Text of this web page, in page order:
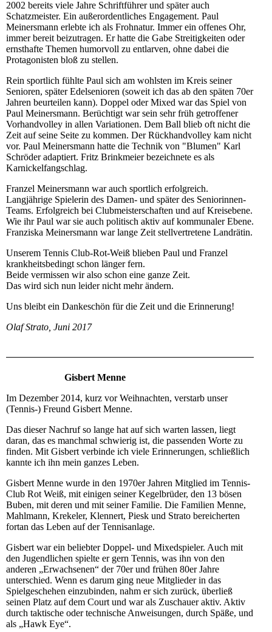
2002 bereits viele Jahre Schriftführer und später auch
Schatzmeister. Ein außerordentliches Engagement. Paul
Meinersmann erlebte ich als Frohnatur. Immer ein offenes Ohr,
immer bereit beizutragen. Er hatte die Gabe Streitigkeiten oder
ernsthafte Themen humorvoll zu entlarven, ohne dabei die
Protagonisten bloß zu stellen.
Rein sportlich fühlte Paul sich am wohlsten im Kreis seiner
Senioren, später Edelsenioren (soweit ich das ab den späten 70er
Jahren beurteilen kann). Doppel oder Mixed war das Spiel von
Paul Meinersmann. Berüchtigt war sein sehr früh getroffener
Vorhandvolley in allen Variationen. Dem Ball blieb oft nicht die
Zeit auf seine Seite zu kommen. Der Rückhandvolley kam nicht
vor. Paul Meinersmann hatte die Technik von "Blumen" Karl
Schröder adaptiert. Fritz Brinkmeier bezeichnete es als
Karnickelfangschlag.
Franzel Meinersmann war auch sportlich erfolgreich.
Langjährige Spielerin des Damen- und später des Seniorinnen-
Teams. Erfolgreich bei Clubmeisterschaften und auf Kreisebene.
Wie ihr Paul war sie auch politisch aktiv auf kommunaler Ebene.
Franziska Meinersmann war lange Zeit stellvertretene Landrätin.
Unserem Tennis Club-Rot-Weiß blieben Paul und Franzel
krankheitsbedingt schon länger fern.
Beide vermissen wir also schon eine ganze Zeit.
Das wird sich nun leider nicht mehr ändern.
Uns bleibt ein Dankeschön für die Zeit und die Erinnerung!
Olaf Strato, Juni 2017
Gisbert Menne
Im Dezember 2014, kurz vor Weihnachten, verstarb unser
(Tennis-) Freund Gisbert Menne.
Das dieser Nachruf so lange hat auf sich warten lassen, liegt
daran, das es manchmal schwierig ist, die passenden Worte zu
finden. Mit Gisbert verbinde ich viele Erinnerungen, schließlich
kannte ich ihn mein ganzes Leben.
Gisbert Menne wurde in den 1970er Jahren Mitglied im Tennis-
Club Rot Weiß, mit einigen seiner Kegelbrüder, den 13 bösen
Buben, mit deren und mit seiner Familie. Die Familien Menne,
Mahlmann, Krekeler, Klennert, Piesk und Strato bereicherten
fortan das Leben auf der Tennisanlage.
Gisbert war ein beliebter Doppel- und Mixedspieler. Auch mit
den Jugendlichen spielte er gern Tennis, was ihn von den
anderen „Erwachsenen“ der 70er und frühen 80er Jahre
unterschied. Wenn es darum ging neue Mitglieder in das
Spielgeschehen einzubinden, nahm er sich zurück, überließ
seinen Platz auf dem Court und war als Zuschauer aktiv. Aktiv
durch taktische oder technische Anweisungen, durch Späße, und
als „Hawk Eye“.